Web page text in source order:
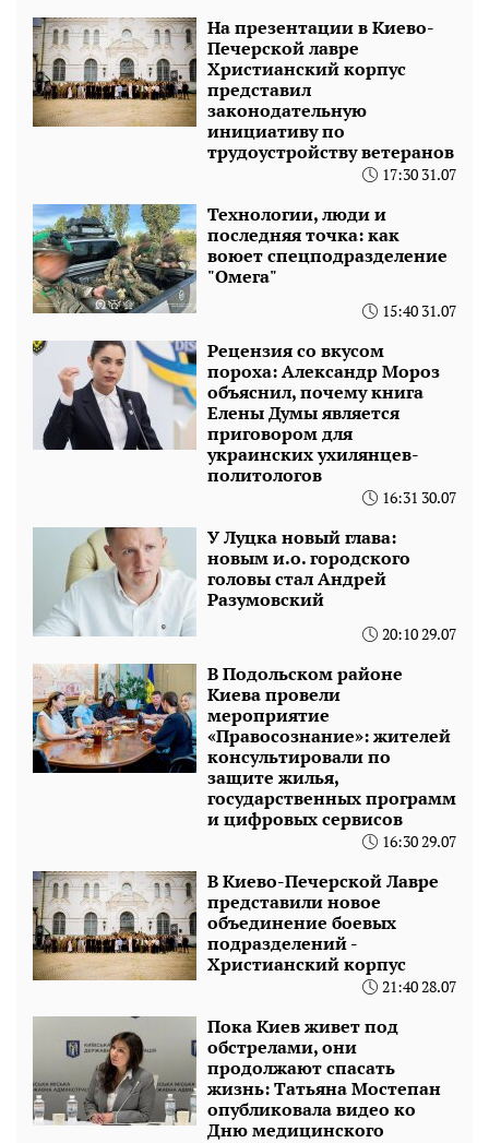
На презентации в Киево-
Печерской лавре
Христианский корпус
представил
законодательную
инициативу по
трудоустройству ветеранов
17:30 31.07
Технологии, люди и
последняя точка: как
воюет спецподразделение
"Омега"
15:40 31.07
Рецензия со вкусом
пороха: Александр Мороз
объяснил, почему книга
Елены Думы является
приговором для
украинских ухилянцев-
политологов
16:31 30.07
У Луцка новый глава:
новым и.о. городского
головы стал Андрей
Разумовский
20:10 29.07
В Подольском районе
Киева провели
мероприятие
«Правосознание»: жителей
консультировали по
защите жилья,
государственных программ
и цифровых сервисов
16:30 29.07
В Киево-Печерской Лавре
представили новое
объединение боевых
подразделений -
Христианский корпус
21:40 28.07
Пока Киев живет под
обстрелами, они
продолжают спасать
жизнь: Татьяна Мостепан
опубликовала видео ко
Дню медицинского